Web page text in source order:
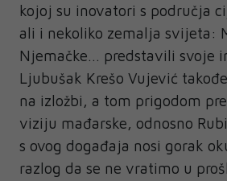
kojoj su inovatori s područja
ali i nekoliko zemalja svijeta:
Njemačke… predstavili svoje
Ljubušak Krešo Vujević
na izložbi, a tom prigodom
viziju mađarske, odnosno
s ovog događaja nosi gorak
razlog da se ne vratimo u